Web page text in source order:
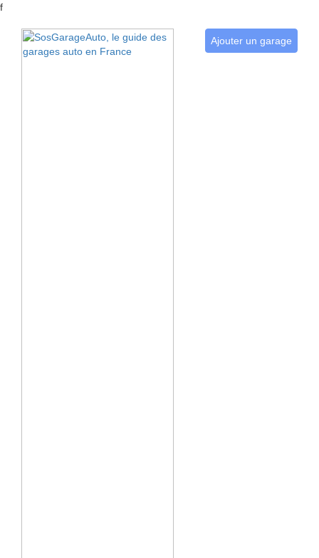
f
Ajouter un garage